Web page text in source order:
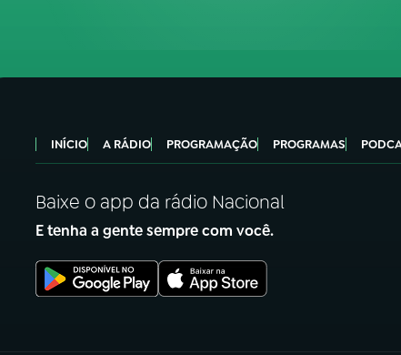
INÍCIO A RÁDIO PROGRAMAÇÃO PROGRAMAS
Baixe o app da rádio Nacional
E tenha a gente sempre com você.